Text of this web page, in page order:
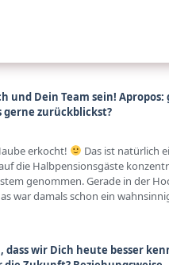
Dein Team sein! Apropos:
gerne zurückblickst?
erkocht!
Das ist natürlich
die Halbpensionsgäste
genommen. Gerade in der
war damals schon ein
wir Dich heute besser